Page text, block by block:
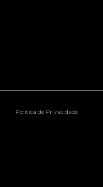
Política de Privacidade